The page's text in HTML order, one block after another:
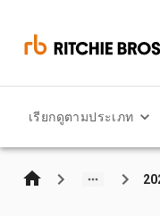
เรียกดูตามประเภท